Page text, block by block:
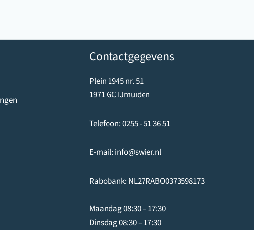
Contactgegevens
Plein 1945 nr. 51
1971 GC IJmuiden
Telefoon:0255 - 51 36 51
E-mail: info@swier.nl
Rabobank: NL27RABO0373598173
Maandag 08:30 – 17:30
Dinsdag 08:30 – 17:30